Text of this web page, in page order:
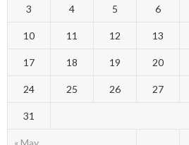
« May
3 4 5 6
10 11 12 13
17 18 19 20
24 25 26 27
31